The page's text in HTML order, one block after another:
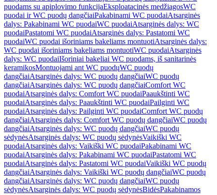
puodams su apiplovimo funkcijaEksploatacinės medžiagosWC
puodai ir WC puodų dangčiaiPakabinami WC puodaiAtsarginės
dalys: Pakabinami WC puodaiWC puodaiAtsarginės dalys: WC
puodaiPastatomi WC puodaiAtsarginės dalys: Pastatomi WC
puodaiWC puodai išoriniams bakeliams montuotiAtsarginės dalys:
WC puodai išoriniams bakeliams montuotiWC puodaiAtsarginės
dalys: WC puodaiIšoriniai bakeliai WC puodams, iš sanitarinės
keramikosMontuojami ant WC puodųWC puodų
dangčiaiAtsarginės dalys: WC puodų dangčiaiWC puodų
dangčiaiAtsarginės dalys: WC puodų dangčiaiComfort WC
puodaiAtsarginės dalys: Comfort WC puodaiPaaukštinti WC
puodaiAtsarginės dalys: Paaukštinti WC puodaiPailginti WC
puodaiAtsarginės dalys: Pailginti WC puodaiComfort WC puodų
dangčiaiAtsarginės dalys: Comfort WC puodų dangčiaiWC puodų
dangčiaiAtsarginės dalys: WC puodų dangčiaiWC puodų
sėdynėsAtsarginės dalys: WC puodų sėdynėsVaikiški WC
puodaiAtsarginės dalys: Vaikiški WC puodaiPakabinami WC
puodaiAtsarginės dalys: Pakabinami WC puodaiPastatomi WC
puodaiAtsarginės dalys: Pastatomi WC puodaiVaikiški WC puodų
dangčiaiAtsarginės dalys: Vaikiški WC puodų dangčiaiWC puodų
dangčiaiAtsarginės dalys: WC puodų dangčiaiWC puodų
sėdynėsAtsarginės dalys: WC puodų sėdynėsBidėsPakabinamos